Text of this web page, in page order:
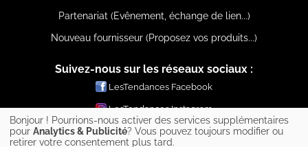
Partenariat (Evênement, échange de lien...)
Nouveau fournisseur (Proposez vos produits...)
Suivez-nous sur les réseaux sociaux :
LesTendances Facebook
LesTendances Instagram
LesTendances Pinterest
Bonjour ! Pourrions-nous activer des services supplémentaires
pour Analytics & Publicité? Vous pouvez toujours modifier ou
retirer votre consentement plus tard.